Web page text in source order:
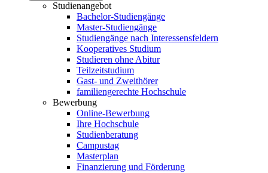
Studienangebot
Bachelor-Studiengänge
Master-Studiengänge
Studiengänge nach Interessensfeldern
Kooperatives Studium
Studieren ohne Abitur
Teilzeitstudium
Gast- und Zweithörer
familiengerechte Hochschule
Bewerbung
Online-Bewerbung
Ihre Hochschule
Studienberatung
Campustag
Masterplan
Finanzierung und Förderung